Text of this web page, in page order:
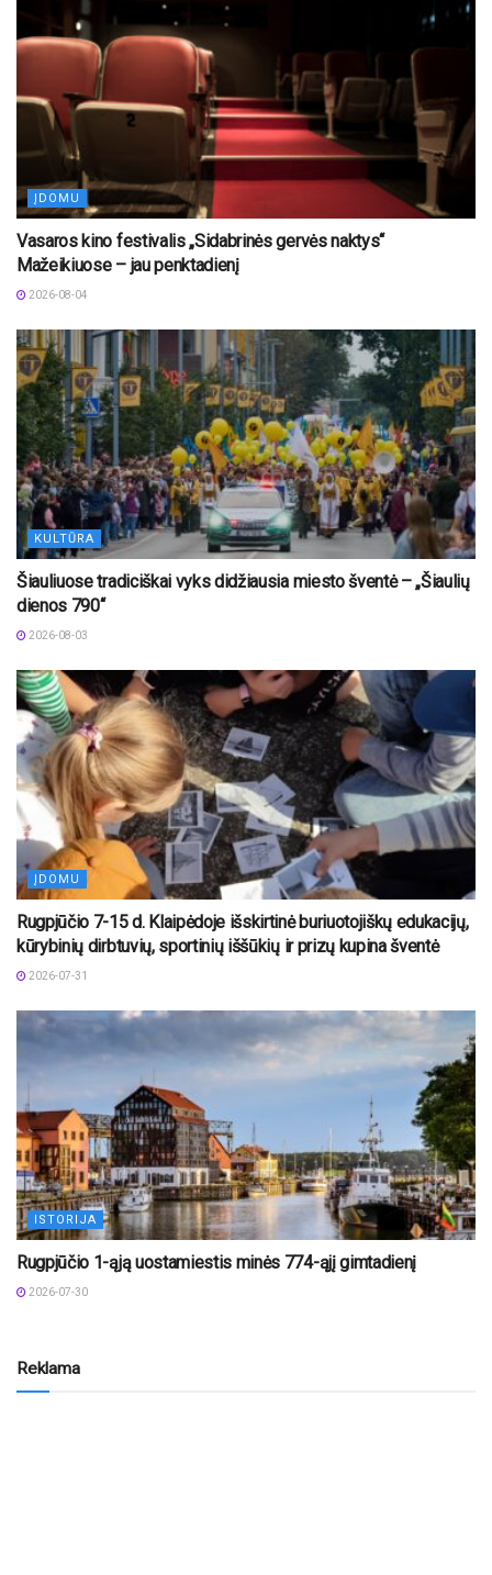
ĮDOMU
Vasaros kino festivalis „Sidabrinės gervės naktys“
Mažeikiuose – jau penktadienį
2026-08-04
KULTŪRA
Šiauliuose tradiciškai vyks didžiausia miesto šventė – „Šiaulių
dienos 790“
2026-08-03
ĮDOMU
Rugpjūčio 7-15 d. Klaipėdoje išskirtinė buriuotojiškų edukacijų,
kūrybinių dirbtuvių, sportinių iššūkių ir prizų kupina šventė
2026-07-31
ISTORIJA
Rugpjūčio 1-ąją uostamiestis minės 774-ąjį gimtadienį
2026-07-30
Reklama